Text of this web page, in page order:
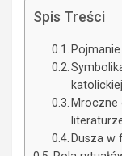
Spis Treści
katolickiej
Mroczne
Dusza w